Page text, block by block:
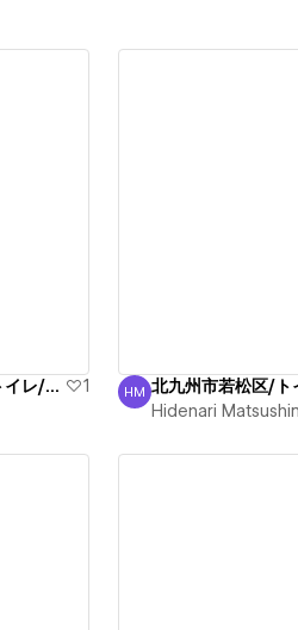
北九州市門司区/トイレクリーニング/掃除代行/トイレ/臭い
1
Hidenari Matsushima
HM
Hidenari